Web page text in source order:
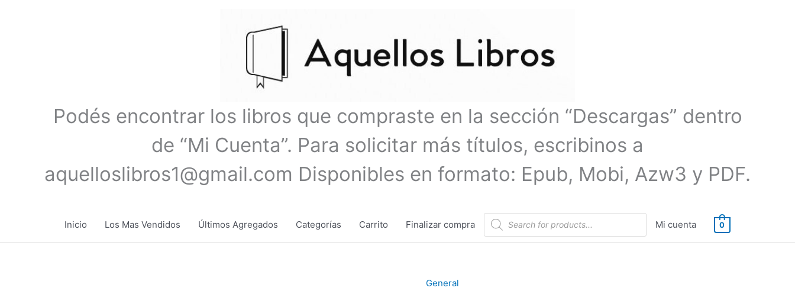
Podés encontrar los libros que compraste en la sección “Descargas” dentro
de “Mi Cuenta”. Para solicitar más títulos, escribinos a
aquelloslibros1@gmail.com Disponibles en formato: Epub, Mobi, Azw3 y PDF.
Inicio Los Mas Vendidos Últimos Agregados Categorías Carrito Finalizar compra
Búsqueda
de
productos
Mi cuenta 0
General
Una